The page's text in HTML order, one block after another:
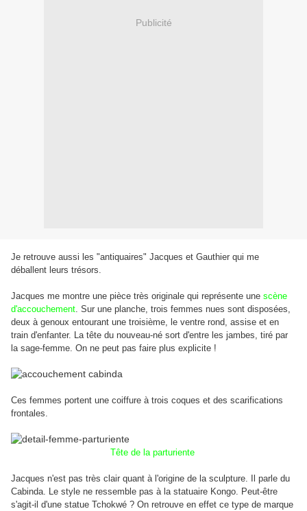
Publicité
Je retrouve aussi les "antiquaires" Jacques et Gauthier qui me
déballent leurs trésors.
Jacques me montre une pièce très originale qui représente une scène
d'accouchement. Sur une planche, trois femmes nues sont disposées,
deux à genoux entourant une troisième, le ventre rond, assise et en
train d'enfanter. La tête du nouveau-né sort d'entre les jambes, tiré par
la sage-femme. On ne peut pas faire plus explicite !
Ces femmes portent une coiffure à trois coques et des scarifications
frontales.
Tête de la parturiente
Jacques n'est pas très clair quant à l'origine de la sculpture. Il parle du
Cabinda. Le style ne ressemble pas à la statuaire Kongo. Peut-être
s'agit-il d'une statue Tchokwé ? On retrouve en effet ce type de marque